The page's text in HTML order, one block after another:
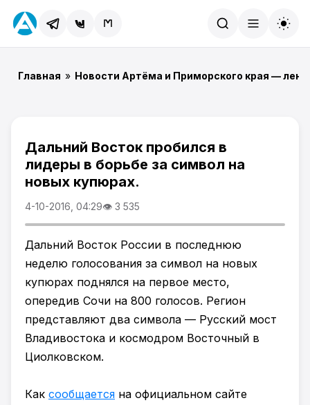
Главная » Новости Артёма и Приморского края —
Дальний Восток пробился в
лидеры в борьбе за символ на
новых купюрах.
4-10-2016, 04:29👁 3 535
Дальний Восток России в последнюю
неделю голосования за символ на новых
купюрах поднялся на первое место,
опередив Сочи на 800 голосов. Регион
представляют два символа — Русский мост
Владивостока и космодром Восточный в
Циолковском.
Как сообщается на официальном сайте